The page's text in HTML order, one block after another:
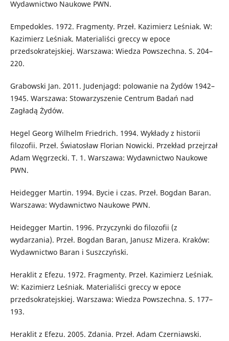
Wydawnictwo Naukowe PWN.
Empedokles. 1972. Fragmenty. Przeł. Kazimierz Leśniak. W:
Kazimierz Leśniak. Materialiści greccy w epoce
przedsokratejskiej. Warszawa: Wiedza Powszechna. S. 204–
220.
Grabowski Jan. 2011. Judenjagd: polowanie na Żydów 1942–
1945. Warszawa: Stowarzyszenie Centrum Badań nad
Zagładą Żydów.
Hegel Georg Wilhelm Friedrich. 1994. Wykłady z historii
filozofii. Przeł. Światosław Florian Nowicki. Przekład przejrzał
Adam Węgrzecki. T. 1. Warszawa: Wydawnictwo Naukowe
PWN.
Heidegger Martin. 1994. Bycie i czas. Przeł. Bogdan Baran.
Warszawa: Wydawnictwo Naukowe PWN.
Heidegger Martin. 1996. Przyczynki do filozofii (z
wydarzania). Przeł. Bogdan Baran, Janusz Mizera. Kraków:
Wydawnictwo Baran i Suszczyński.
Heraklit z Efezu. 1972. Fragmenty. Przeł. Kazimierz Leśniak.
W: Kazimierz Leśniak. Materialiści greccy w epoce
przedsokratejskiej. Warszawa: Wiedza Powszechna. S. 177–
193.
Heraklit z Efezu. 2005. Zdania. Przeł. Adam Czerniawski.